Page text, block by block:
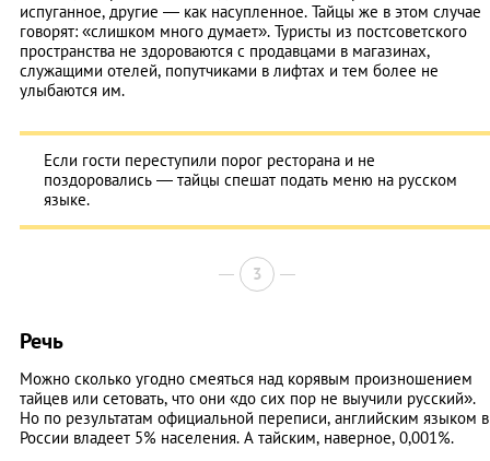
испуганное, другие — как насупленное. Тайцы же в этом случае
говорят: «слишком много думает». Туристы из постсоветского
пространства не здороваются с продавцами в магазинах,
служащими отелей, попутчиками в лифтах и тем более не
улыбаются им.
Если гости переступили порог ресторана и не
поздоровались — тайцы спешат подать меню на русском
языке.
3
Речь
Можно сколько угодно смеяться над корявым произношением
тайцев или сетовать, что они «до сих пор не выучили русский».
Но по результатам официальной переписи, английским языком в
России владеет 5% населения. А тайским, наверное, 0,001%.